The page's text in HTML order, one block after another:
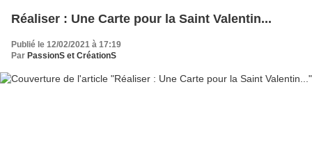
Réaliser : Une Carte pour la Saint Valentin...
Publié le 12/02/2021 à 17:19
Par PassionS et CréationS